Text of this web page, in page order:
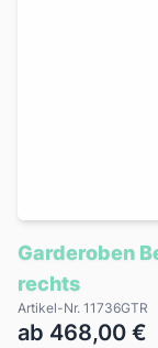
Garderoben
rechts
Artikel-Nr. 11736GTR
ab 468,00 €